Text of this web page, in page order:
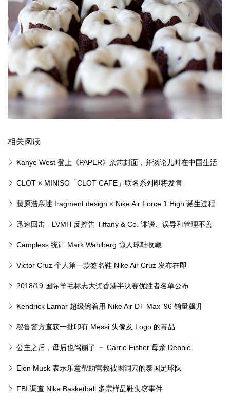
相关阅读
Kanye West 登上《PAPER》杂志封面，并谈论儿时在中国生活
经历CLOT × MINISO「CLOT CAFE」联名系列即将发售
藤原浩亲述 fragment design × Nike Air Force 1 High 诞生过程
迅速回击 - LVMH 反控吿 Tiffany & Co. 诽谤、误导和管理不善
Campless 统计 Mark Wahlberg 惊人球鞋收藏
Victor Cruz 个人第一款签名鞋 Nike Air Cruz 发布在即
2018/19 国际羊毛标志大奖香港半决赛优胜者名单公布
Kendrick Lamar 超级碗着用 Nike Air DT Max '96 销量飙升
413%
秘鲁警方查获一批印有 Messi 头像及 Logo 的毒品
公主之后，母后也驾崩了 － Carrie Fisher 母亲 Debbie
Reynolds 中风逝世
Elon Musk 表示乐意帮助营救被困洞穴的泰国足球队
FBI 调查 Nike Basketball 多宗样品鞋失窃事件